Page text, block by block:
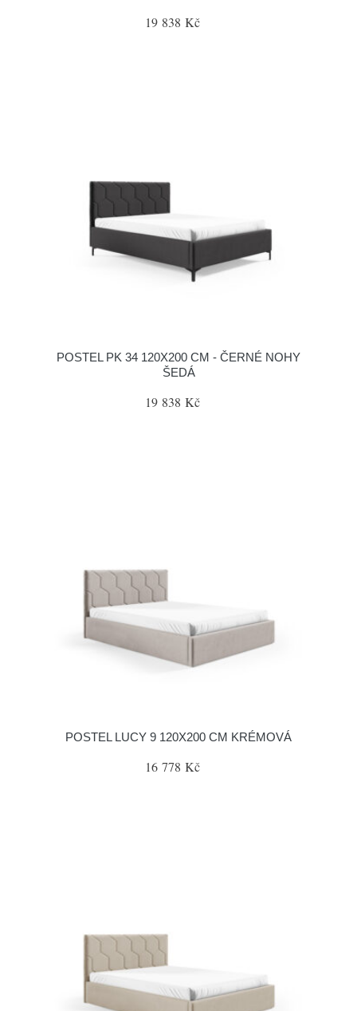
19 838 Kč
POSTEL PK 34 120X200 CM - ČERNÉ NOHY
ŠEDÁ
19 838 Kč
POSTEL LUCY 9 120X200 CM KRÉMOVÁ
16 778 Kč